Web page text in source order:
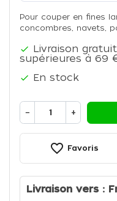
Pour couper en fines
concombres, navets,
 Livraison
supérieures à 69
 En stock
− +
favorite_border Favoris
Livraison vers :